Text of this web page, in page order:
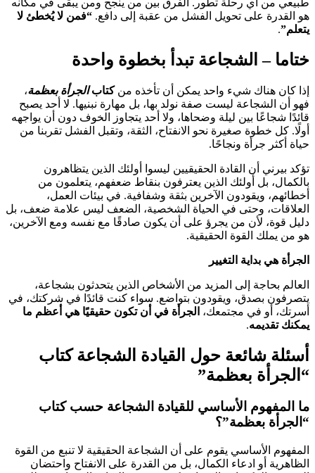
طبيعي من أي رحلة تطور. الفرق بين من ينجح ومن يبقى في مكانه
هو القدرة على تحويل الفشل من عقبة إلى دافع. “فمن لا يُخطئ لا
يتعلم”.
ختاما – الشجاعة تبدأ بخطوة واحدة
إذا كان هناك شيء واحد يمكن أن تأخذه منكتابالجرأة بعظمة،
فهو أن الشجاعة ليست صفة نولد بها، بل مهارة نبنيها. لا أحد يصبح
قائدًا شجاعًا بين ليلة وضحاها، ولا أحد يتجاوز الخوف دون أن يواجهه
أولًا. كل خطوة صغيرة نحو الانفتاح، الثقة، وتقبل الفشل تقربنا من
حياة أكثر جرأة ونجاحًا.
تؤكد بيرني أن القادة الحقيقيين ليسوا أولئك الذين يتظاهرون
بالكمال، بل أولئك الذين يعترفون بنقاط ضعفهم، يتعلمون من
أخطائهم، ويقودون الآخرين بثقة وشفافية. في بيئات العمل،
العلاقات، وحتى في الحياة الشخصية، الضعف ليس علامة ضعف، بل
دليل قوة، لأن من يجرؤ على أن يكون صادقًا مع نفسه ومع الآخرين،
هو من يملك القوة الحقيقية.
الجرأة هي بداية التغيير
العالم بحاجة إلى المزيد من الأشخاص الذين يتحدثون بشجاعة،
يتصرفون بصدق، ويقودون بتواضع. سواء كنت قائدًا في شركتك، في
أسرتك، أو في مجتمعك، الجرأة في أن تكون حقيقيًا هي أعظم ما
يمكنك تقديمه.
أسئلة شائعة حول القيادة الشجاعة كتاب
“الجرأة بعظمة”
ما المفهوم الأساسي للقيادة الشجاعة حسب كتاب
“الجرأة بعظمة”؟
المفهوم الأساسي يقوم على أن الشجاعة الحقيقية لا تنبع من القوة
الظاهرية أو ادعاء الكمال، بل من القدرة على الانفتاح واحتضان